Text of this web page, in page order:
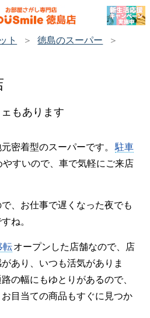
ト
徳島のスーパー
もあります
密着型のスーパーです。
駐車
すいので、車で気軽にご来店
、お仕事で遅くなった夜でも
ね。
転オープンした店舗なので、店
あり、いつも活気がありま
の幅にもゆとりがあるので、
目当ての商品もすぐに見つか